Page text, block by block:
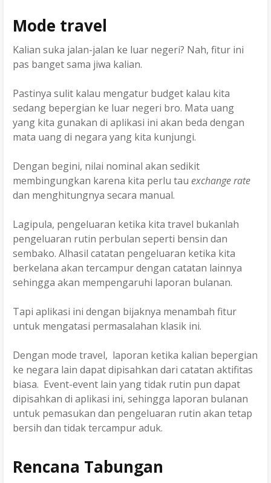
Mode travel
Kalian suka jalan-jalan ke luar negeri? Nah, fitur ini
pas banget sama jiwa kalian.
Pastinya sulit kalau mengatur budget kalau kita
sedang bepergian ke luar negeri bro. Mata uang
yang kita gunakan di aplikasi ini akan beda dengan
mata uang di negara yang kita kunjungi.
Dengan begini, nilai nominal akan sedikit
membingungkan karena kita perlu tau exchange rate
dan menghitungnya secara manual.
Lagipula, pengeluaran ketika kita travel bukanlah
pengeluaran rutin perbulan seperti bensin dan
sembako. Alhasil catatan pengeluaran ketika kita
berkelana akan tercampur dengan catatan lainnya
sehingga akan mempengaruhi laporan bulanan.
Tapi aplikasi ini dengan bijaknya menambah fitur
untuk mengatasi permasalahan klasik ini.
Dengan mode travel, laporan ketika kalian bepergian
ke negara lain dapat dipisahkan dari catatan aktifitas
biasa. Event-event lain yang tidak rutin pun dapat
dipisahkan di aplikasi ini, sehingga laporan bulanan
untuk pemasukan dan pengeluaran rutin akan tetap
bersih dan tidak tercampur aduk.
Rencana Tabungan